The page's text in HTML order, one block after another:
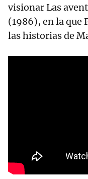
visionar Las
(1986), en la que
las historias de